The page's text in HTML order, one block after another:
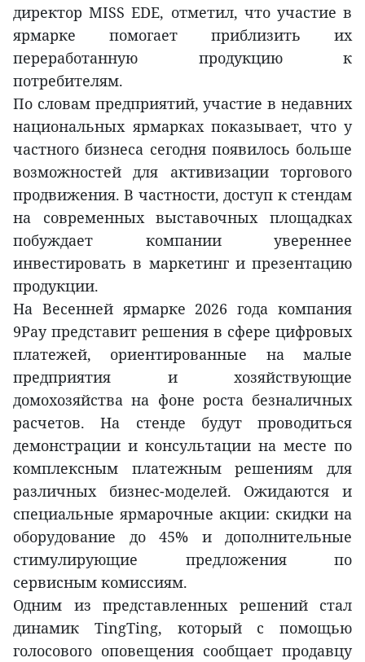
директор MISS EDE, отметил, что участие в
ярмарке помогает приблизить их
переработанную продукцию к
потребителям.
По словам предприятий, участие в недавних
национальных ярмарках показывает, что у
частного бизнеса сегодня появилось больше
возможностей для активизации торгового
продвижения. В частности, доступ к стендам
на современных выставочных площадках
побуждает компании увереннее
инвестировать в маркетинг и презентацию
продукции.
На Весенней ярмарке 2026 года компания
9Pay представит решения в сфере цифровых
платежей, ориентированные на малые
предприятия и хозяйствующие
домохозяйства на фоне роста безналичных
расчетов. На стенде будут проводиться
демонстрации и консультации на месте по
комплексным платежным решениям для
различных бизнес-моделей. Ожидаются и
специальные ярмарочные акции: скидки на
оборудование до 45% и дополнительные
стимулирующие предложения по
сервисным комиссиям.
Одним из представленных решений стал
динамик TingTing, который с помощью
голосового оповещения сообщает продавцу